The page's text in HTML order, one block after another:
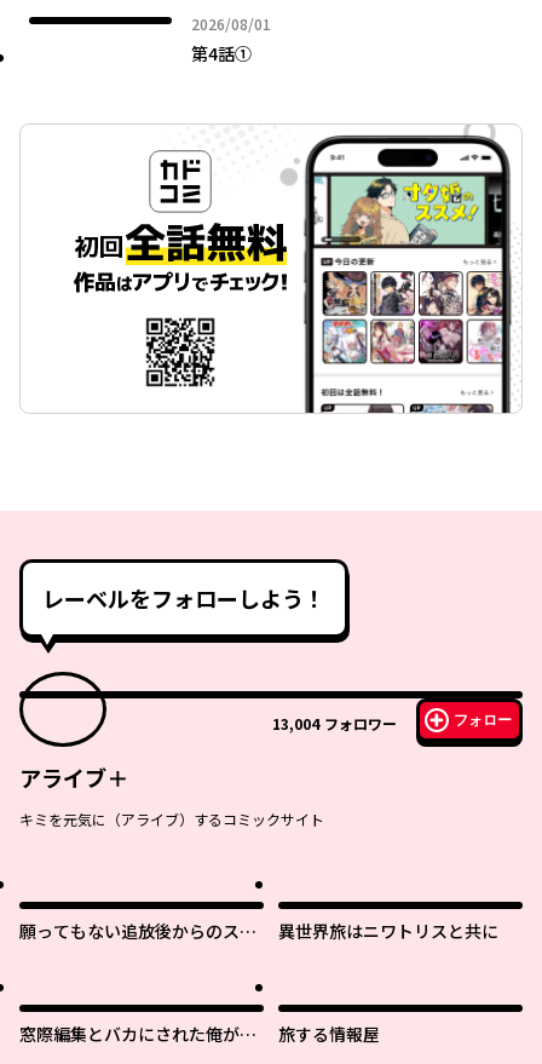
2026/08/01
2026年08月01日
第4話①
レーベルをフォローしよう！
13,004 フォロワー フォロー
アライブ＋
キミを元気に（アライブ）するコミックサイト
願ってもない追放後からのスロ
り行きで美少女ギャルの師匠に
なったらなぜかめちゃくちゃ懐
かれた〜
異世界旅はニワトリスと共に
窓際編集とバカにされた俺が、
旅する情報屋